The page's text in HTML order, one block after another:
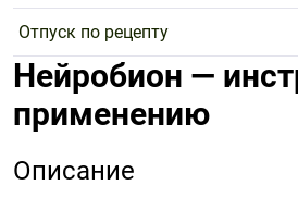
Отпуск по рецепту
Нейробион —
применению
Описание